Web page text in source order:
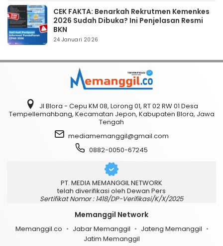
CEK FAKTA: Benarkah Rekrutmen Kemenkes
2026 Sudah Dibuka? Ini Penjelasan Resmi
BKN
24 Januari 2026
Jl Blora - Cepu KM 08, Lorong 01, RT 02 RW 01 Desa
Tempellemahbang, Kecamatan Jepon, Kabupaten Blora, Jawa
Tengah
mediamemanggil@gmail.com
0882-0050-67245
PT. MEDIA MEMANGGIL NETWORK
telah diverifikasi oleh Dewan Pers
Sertifikat Nomor : 1418/DP-Verifikasi/K/X/2025
Memanggil Network
Memanggil.co Jabar Memanggil
Jateng Memanggil
Jatim Memanggil